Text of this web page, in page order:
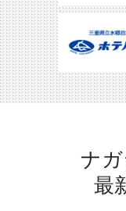
ナ
最